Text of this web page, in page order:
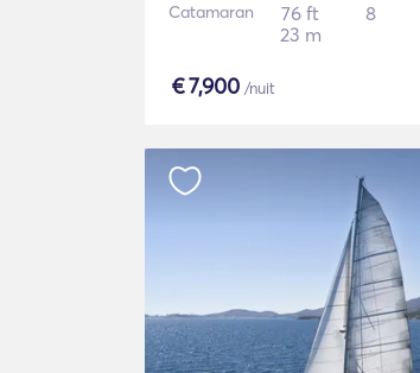
Catamaran
76 ft
23 m
8
€7,900 /nuit